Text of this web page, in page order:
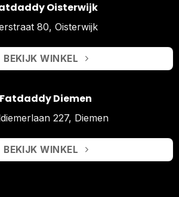
Oisterwijk
80, Oisterwijk
BEKIJK WINKEL
Fatdaddy Diemen
227, Diemen
BEKIJK WINKEL